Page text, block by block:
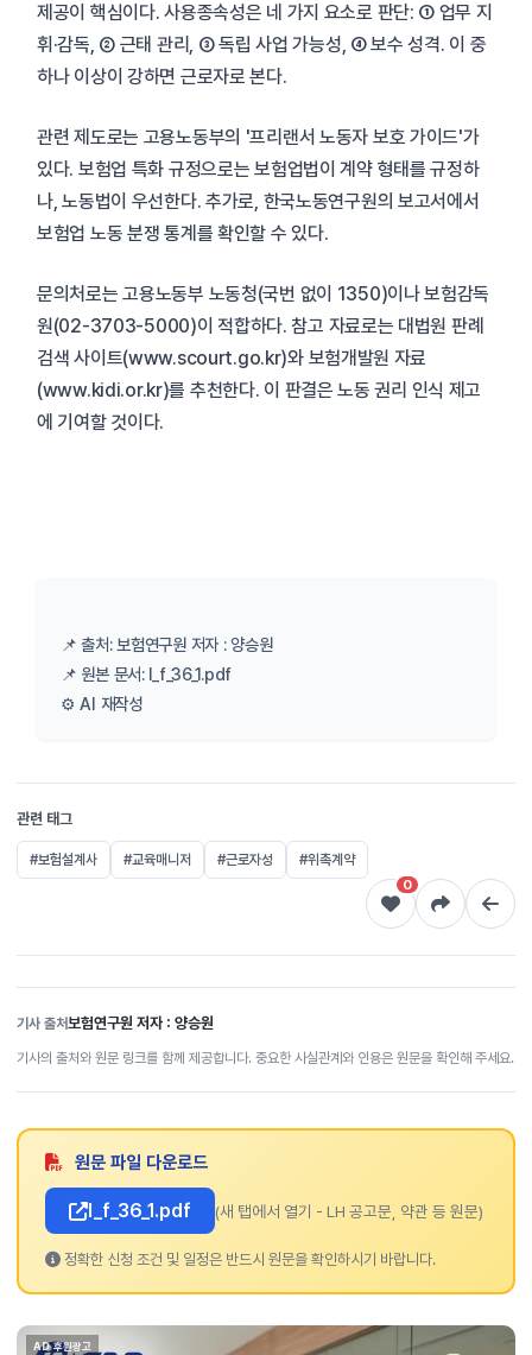
제공이 핵심이다. 사용종속성은 네 가지 요소로 판단: ① 업무 지
휘·감독, ② 근태 관리, ③ 독립 사업 가능성, ④ 보수 성격. 이 중
하나 이상이 강하면 근로자로 본다.
관련 제도로는 고용노동부의 '프리랜서 노동자 보호 가이드'가
있다. 보험업 특화 규정으로는 보험업법이 계약 형태를 규정하
나, 노동법이 우선한다. 추가로, 한국노동연구원의 보고서에서
보험업 노동 분쟁 통계를 확인할 수 있다.
문의처로는 고용노동부 노동청(국번 없이 1350)이나 보험감독
원(02-3703-5000)이 적합하다. 참고 자료로는 대법원 판례
검색 사이트(www.scourt.go.kr)와 보험개발원 자료
(www.kidi.or.kr)를 추천한다. 이 판결은 노동 권리 인식 제고
에 기여할 것이다.
📌 출처: 보험연구원 저자 : 양승원
📌 원본 문서: l_f_36_1.pdf
⚙️ AI 재작성
관련 태그
#보험설계사 #교육매니저 #근로자성
#위촉계약
0
기사 출처보험연구원 저자 : 양승원
기사의 출처와 원문 링크를 함께 제공합니다. 중요한 사실관계와 인용은 원문을 확인해 주세요.
원문 파일 다운로드
l_f_36_1.pdf (새 탭에서 열기 - LH 공고문, 약관 등 원문)
정확한 신청 조건 및 일정은 반드시 원문을 확인하시기 바랍니다.
AD 후원광고